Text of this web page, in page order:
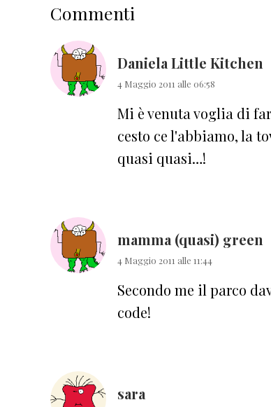
del
lettore
Commenti
Daniela Little Kitchen
4 Maggio 2011 alle 06:58
Mi è venuta voglia di
cesto ce l'abbiamo, la
quasi quasi…!
mamma (quasi) green
4 Maggio 2011 alle 11:44
Secondo me il parco
code!
sara